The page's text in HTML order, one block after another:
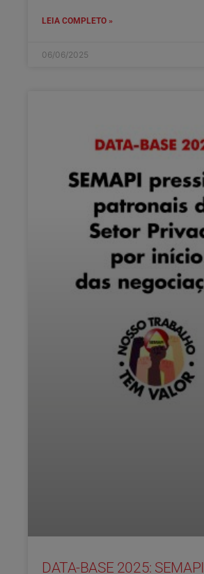
LEIA COMPLETO »
06/06/2025
DATA-BASE 2025: SEMAPI